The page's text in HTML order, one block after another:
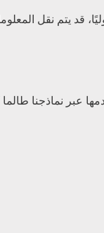
قد يتم نقل
عبر نماذجنا